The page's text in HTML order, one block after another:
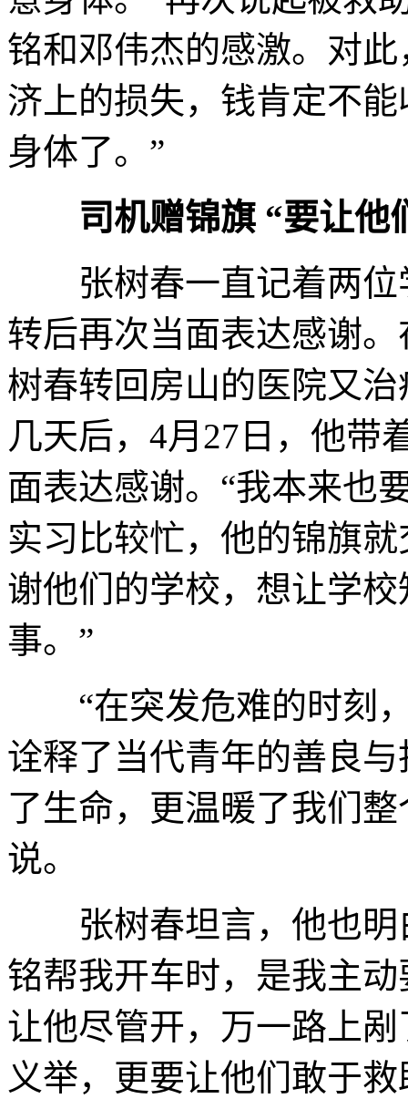
铭和邓伟杰的感激。对
济上的损失，钱肯定不
身体了。”
司机赠锦旗 “要让他
张树春一直记着两位
转后再次当面表达感谢
树春转回房山的医院又
几天后，4月27日，他带
面表达感谢。“我本来也
实习比较忙，他的锦旗
谢他们的学校，想让学
事。”
“在突发危难的时刻，
诠释了当代青年的善良
了生命，更温暖了我们
说。
张树春坦言，他也明
铭帮我开车时，是我主
让他尽管开，万一路上
义举，更要让他们敢于救